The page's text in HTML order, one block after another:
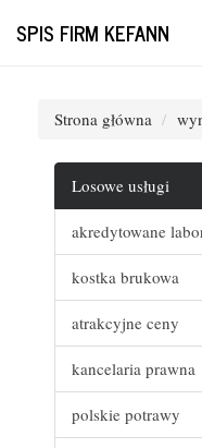
SPIS FIRM KEFANN
Strona główna
Losowe usługi
akredytowane
kostka brukowa
atrakcyjne ceny
kancelaria prawna
polskie potrawy